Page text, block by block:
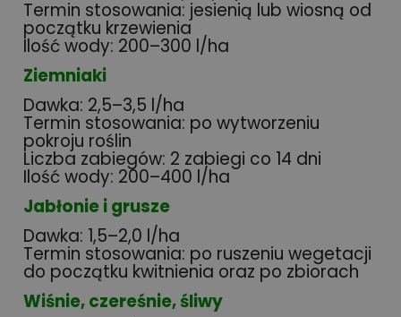
Termin stosowania: jesienią lub wiosną od
początku krzewienia
Ilość wody: 200–300 l/ha
Ziemniaki
Dawka: 2,5–3,5 l/ha
Termin stosowania: po wytworzeniu
pokroju roślin
Liczba zabiegów: 2 zabiegi co 14 dni
Ilość wody: 200–400 l/ha
Jabłonie i grusze
Dawka: 1,5–2,0 l/ha
Termin stosowania: po ruszeniu wegetacji
do początku kwitnienia oraz po zbiorach
Wiśnie, czereśnie, śliwy